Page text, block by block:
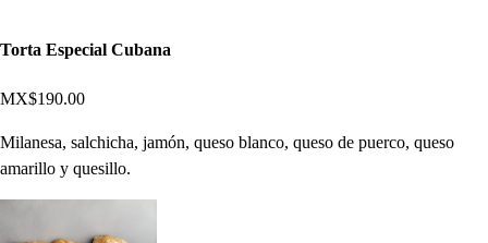
Torta Especial Cubana
MX$190.00
Milanesa, salchicha, jamón, queso blanco, queso de puerco, queso
amarillo y quesillo.